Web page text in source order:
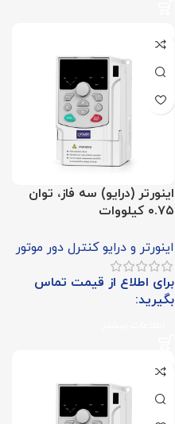
اینورتر (درایو) سه فاز، توان
۰.۷۵ کیلووات
اینورتر و درایو کنترل دور موتور
برای اطلاع از قیمت تماس
بگیرید: